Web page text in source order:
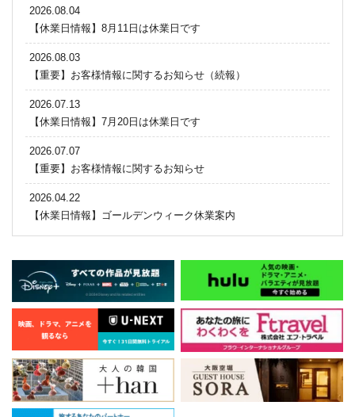
2026.08.04
【休業日情報】8月11日は休業日です
2026.08.03
【重要】お客様情報に関するお知らせ（続報）
2026.07.13
【休業日情報】7月20日は休業日です
2026.07.07
【重要】お客様情報に関するお知らせ
2026.04.22
【休業日情報】ゴールデンウィーク休業案内